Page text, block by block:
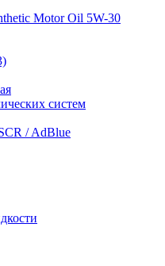
Motor Oil 5W-30
систем
/ AdBlue